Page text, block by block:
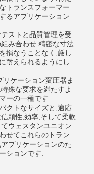
トランスフォーマー
るアプリケーション
ストと品質管理を受
み合わせ 精密な寸法
損なうことなく,厳し
耐えられるようにし
ケーション変圧器ま
殊な要求を満たすよ
ーの一種です
クトなサイズと,適応
頼性,効率,そして柔軟
ウェスタンユニオン
せてこれらのトラン
プリケーションのた
ションです.